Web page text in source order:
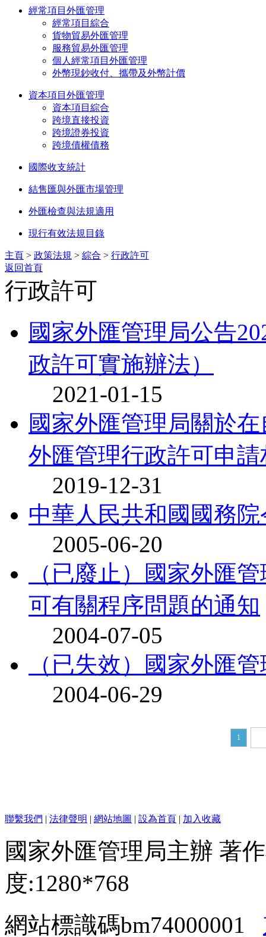
經常項目外匯管理
經常項目綜合
貨物貿易外匯管理
服務貿易外匯管理
個人經常項目外匯管理
外幣現鈔收付、攜帶及外幣計價
資本項目外匯管理
資本項目綜合
跨境直接投資
跨境證券投資
跨境債權債務
國際收支統計
結售匯與外匯市場管理
外匯檢查與法規適用
現行有效法規目錄
主頁 > 政策法規 > 綜合 > 行政許可
返回首頁
行政許可
國家外匯管理局公告
政許可實施辦法）
2021-01-15
國家外匯管理局關於
外匯管理行政許可申
2019-12-31
中華人民共和國國務
2005-06-20
（已廢止）國家外匯
可有關程序問題的通知
2004-07-05
（已失效）國家外匯
2004-06-29
1
聯繫我們 | 法律聲明 | 網站地圖 | 設為首頁 | 加入收藏
國家外匯管理局主辦 著
度:1280*768
網站標識碼bm74000001